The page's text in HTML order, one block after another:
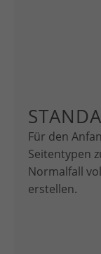
Für den
Seitentypen
Normalfall
erstellen.